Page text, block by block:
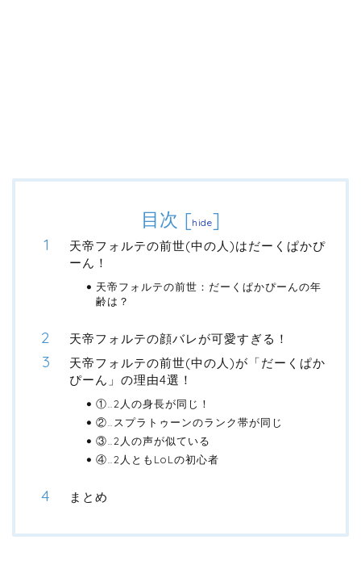
目次 [hide]
天帝フォルテの前世(中の人)はだーくぱかぴ
ーん！
天帝フォルテの前世：だーくぱかぴーんの年
齢は？
天帝フォルテの顔バレが可愛すぎる！
天帝フォルテの前世(中の人)が「だーくぱか
ぴーん」の理由4選！
①…2人の身長が同じ！
②…スプラトゥーンのランク帯が同じ
③…2人の声が似ている
④…2人ともLoLの初心者
まとめ